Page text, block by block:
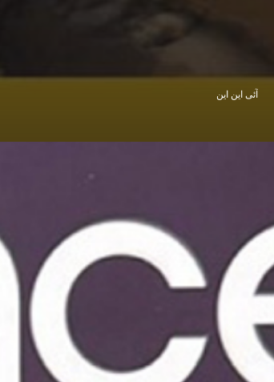
آئی این این